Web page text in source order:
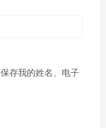
存我的姓名、电子